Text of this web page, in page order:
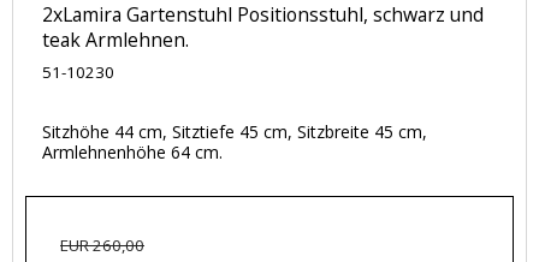
2xLamira Gartenstuhl Positionsstuhl, schwarz und
teak Armlehnen.
51-10230
Sitzhöhe 44 cm, Sitztiefe 45 cm, Sitzbreite 45 cm,
Armlehnenhöhe 64 cm.
EUR 260,00